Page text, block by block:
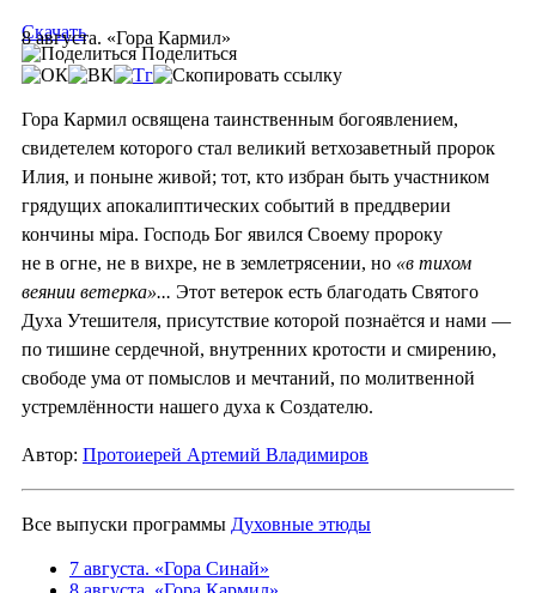
8 августа. «Гора Кармил»
Скачать
Поделиться
Гора Кармил освящена таинственным богоявлением,
свидетелем которого стал великий ветхозаветный пророк
Илия, и поныне живой; тот, кто избран быть участником
грядущих апокалиптических событий в преддверии
кончины мiра. Господь Бог явился Своему пророку
не в огне, не в вихре, не в землетрясении, но «в тихом
веянии ветерка»... Этот ветерок есть благодать Святого
Духа Утешителя, присутствие которой познаётся и нами —
по тишине сердечной, внутренних кротости и смирению,
свободе ума от помыслов и мечтаний, по молитвенной
устремлённости нашего духа к Создателю.
Автор: Протоиерей Артемий Владимиров
Все выпуски программы Духовные этюды
7 августа. «Гора Синай»